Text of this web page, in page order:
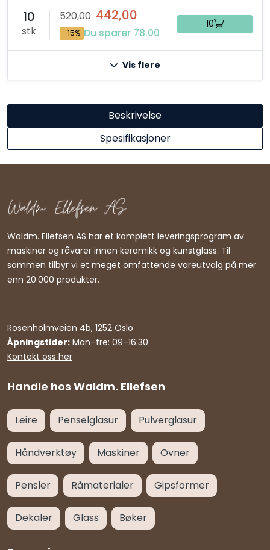
10
stk
520,00 442,00
-15% Du sparer 78.00
10
Vis flere
Beskrivelse
Spesifikasjoner
Handle hos Waldm. Ellefsen
Waldm. Ellefsen AS har et komplett leveringsprogram av
maskiner og råvarer innen keramikk og kunstglass. Til
sammen tilbyr vi et meget omfattende vareutvalg på mer
enn 20.000 produkter.
Rosenholmveien 4b, 1252 Oslo
Åpningstider: Man–fre: 09–16:30
Kontakt oss her
Leire Penselglasur Pulverglasur
Håndverktøy Maskiner Ovner
Pensler Råmaterialer Gipsformer
Dekaler Glass Bøker